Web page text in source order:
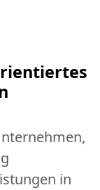
in